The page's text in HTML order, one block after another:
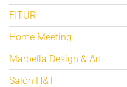
FITUR
Home Meeting
Marbella Design & Art
Salón H&T